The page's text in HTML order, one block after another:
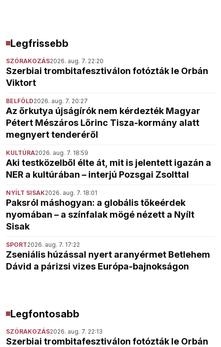
Legfrissebb
SZÓRAKOZÁS2026. aug. 7. 22:20
Szerbiai trombitafesztiválon fotózták le Orbán
Viktort
BELFÖLD2026. aug. 7. 20:27
Az őrkutya újságírók nem kérdezték Magyar
Pétert Mészáros Lőrinc Tisza-kormány alatt
megnyert tenderéről
KULTÚRA2026. aug. 7. 18:59
Aki testközelből élte át, mit is jelentett igazán a
NER a kultúrában – interjú Pozsgai Zsolttal
NYÍLT SISAK2026. aug. 7. 18:01
Paksról máshogyan: a globális tőkeérdek
nyomában – a színfalak mögé nézett a Nyílt
Sisak
SPORT2026. aug. 7. 17:22
Zseniális húzással nyert aranyérmet Betlehem
Dávid a párizsi vizes Európa-bajnokságon
Legfontosabb
SZÓRAKOZÁS2026. aug. 7. 22:13
Szerbiai trombitafesztiválon fotózták le Orbán